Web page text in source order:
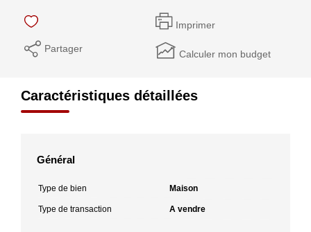
Imprimer
Partager Calculer mon budget
Caractéristiques détaillées
Général
Type de bien Maison
Type de transaction A vendre